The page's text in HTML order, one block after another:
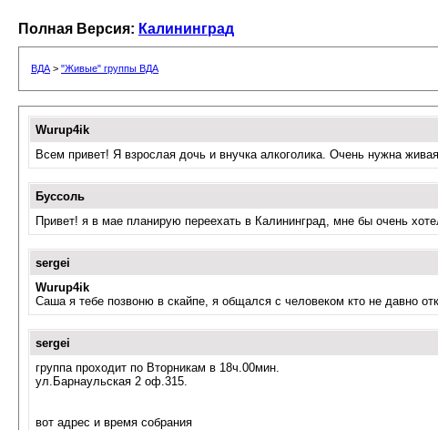
Полная Версия: Калининград
ВДА > "Живые" группы ВДА
Wurup4ik
Всем привет! Я взрослая дочь и внучка алкоголика. Очень нужна
Буссоль
Привет! я в мае планирую переехать в Калининград, мне бы очень
sergei
Wurup4ik
Саша я тебе позвоню в скайпе, я общался с человеком кто не давно
sergei
группа проходит по Вторникам в 18ч.00мин.
ул.Барнаульская 2 оф.315.
вот адрес и время собрания